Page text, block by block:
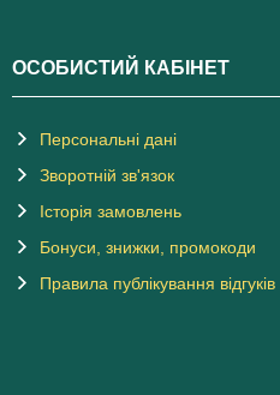
ОСОБИСТИЙ КАБІНЕТ
Персональні дані
Зворотній зв'язок
Історія замовлень
Бонуси, знижки, промокоди
Правила публікування відгуків